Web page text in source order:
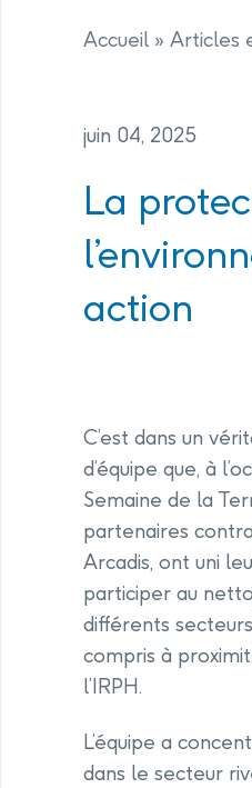
Accueil » Articles
juin 04, 2025
La
action
C’est dans un
d’équipe que, à
Semaine de la
partenaires
Arcadis, ont uni
participer au
différents
compris à
l’IRPH.
L’équipe a
dans le secteur